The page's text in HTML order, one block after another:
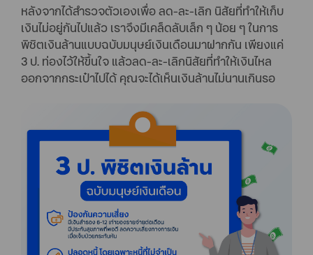
หลังจากได้สำรวจตัวเองเพื่อ ลด-ละ-เลิก นิสัยที่ทำให้เก็บ
เงินไม่อยู่กันไปแล้ว เราจึงมีเคล็ดลับเล็ก ๆ น้อย ๆ ในการ
พิชิตเงินล้านแบบฉบับมนุษย์เงินเดือนมาฝากกัน เพียงแค่
3 ป. ท่องไว้ให้ขึ้นใจ แล้วลด-ละ-เลิกนิสัยที่ทำให้เงินไหล
ออกจากกระเป๋าไปได้ คุณจะได้เห็นเงินล้านไม่นานเกินรอ